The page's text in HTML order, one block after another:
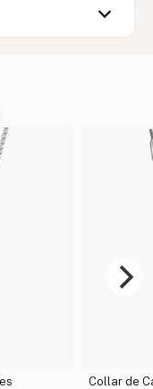
Collar de Cadena